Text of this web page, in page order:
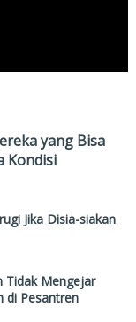
yang Bisa
Kondisi
Jika Disia-siakan
Tidak Mengejar
di Pesantren